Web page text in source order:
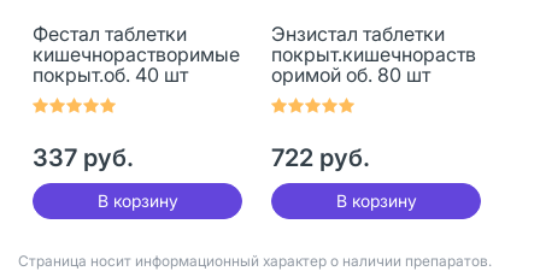
Фестал таблетки
кишечнорастворимые
покрыт.об. 40 шт
337 руб.
В корзину
Энзистал таблетки
покрыт.кишечнораств
оримой об. 80 шт
722 руб.
В корзину
Страница носит информационный характер о наличии препаратов.